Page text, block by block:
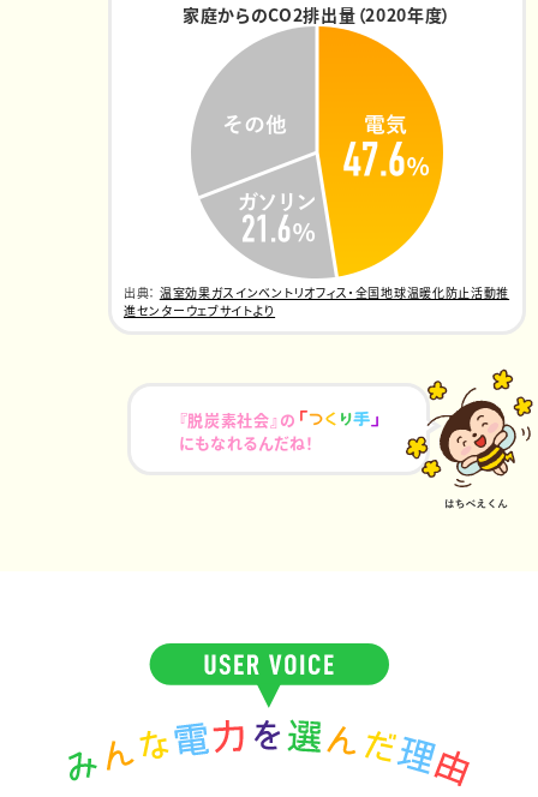
家庭からのCO2排出量（2020年度）
出典： 温室効果ガスインベントリオフィス・全国地球温暖化防止活動推
進センターウェブサイトより
『脱炭素社会』の
にもなれるんだね！